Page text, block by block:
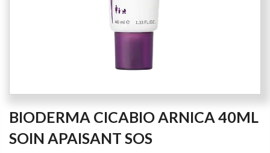
to
beginning
BIODERMA CICABIO ARNICA 40ML
SOIN APAISANT SOS